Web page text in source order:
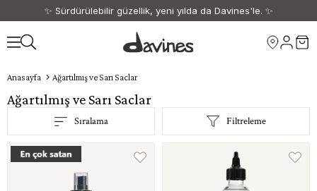
✨ Sürdürülebilir güzellik, yeni yılda da Davines'le. ✨
Anasayfa Ağartılmış ve Sarı Saclar
Ağartılmış ve Sarı Saclar
Filtreleme
Sıralama